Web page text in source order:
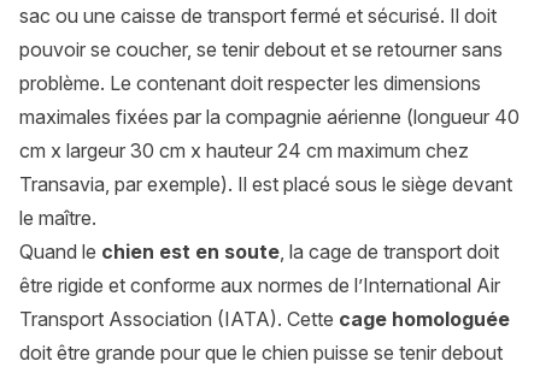
sac ou une caisse de transport fermé et sécurisé. Il doit
pouvoir se coucher, se tenir debout et se retourner sans
problème. Le contenant doit respecter les dimensions
maximales fixées par la compagnie aérienne (longueur 40
cm x largeur 30 cm x hauteur 24 cm maximum chez
Transavia, par exemple). Il est placé sous le siège devant
le maître.
Quand le chien est en soute, la cage de transport doit
être rigide et conforme aux normes de l’International Air
Transport Association (IATA). Cette cage homologuée
doit être grande pour que le chien puisse se tenir debout